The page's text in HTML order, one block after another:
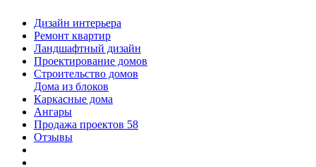
Дизайн интерьера
Ремонт квартир
Ландшафтный дизайн
Проектирование домов
Строительство домов
Дома из блоков
Каркасные дома
Ангары
Продажа проектов 58
Отзывы